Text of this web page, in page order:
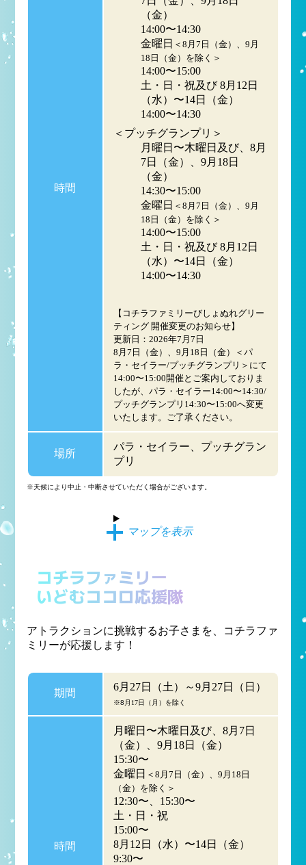
時間
（金）
14:00〜14:30
金曜日 ＜8月7日（金）、9月
18日（金）を除く＞
14:00〜15:00
土・日・祝及び 8月12日
（水）〜14日（金）
14:00〜14:30
＜プッチグランプリ＞
月曜日〜木曜日及び、8月
7日（金）、9月18日
（金）
14:30〜15:00
金曜日 ＜8月7日（金）、9月
18日（金）を除く＞
14:00〜15:00
土・日・祝及び 8月12日
（水）〜14日（金）
14:00〜14:30
【コチラファミリーびしょぬれグリー
ティング 開催変更のお知らせ】
更新日：2026年7月7日
8月7日（金）、9月18日（金）＜パ
ラ・セイラー/プッチグランプリ＞にて
14:00〜15:00開催とご案内しておりま
したが、パラ・セイラー14:00〜14:30/
プッチグランプリ14:30〜15:00へ変更
いたします。ご了承ください。
場所
パラ・セイラー、プッチグラン
プリ
※天候により中止・中断させていただく場合がございます。
マップを表示
コチラファミリー
いどむココロ応援隊
アトラクションに挑戦するお子さまを、コチラファ
ミリーが応援します！
期間
6月27日（土）～9月27日（日）
※8月17日（月）を除く
時間
月曜日〜木曜日及び、8月7日
（金）、9月18日（金）
15:30〜
金曜日 ＜8月7日（金）、9月18日
（金）を除く＞
12:30〜、15:30〜
土・日・祝
15:00〜
8月12日（水）〜14日（金）
9:30〜